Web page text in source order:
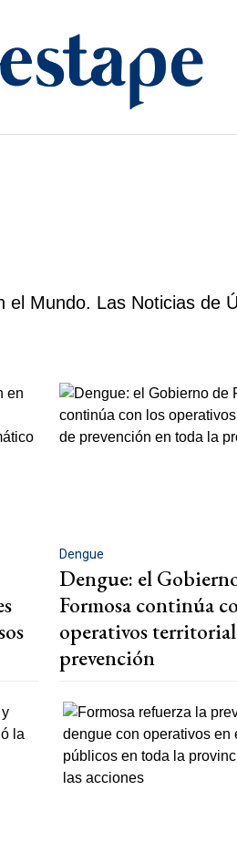
Mundo. Las Noticias de
Dengue
Dengue: el
Formosa continúa
operativos
prevención